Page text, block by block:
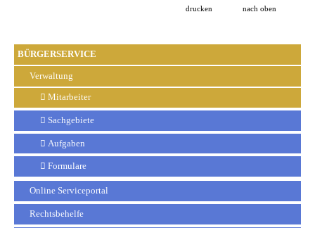
BÜRGERSERVICE
Verwaltung
Mitarbeiter
Sachgebiete
Aufgaben
Formulare
Online Serviceportal
Rechtsbehelfe
drucken nach oben